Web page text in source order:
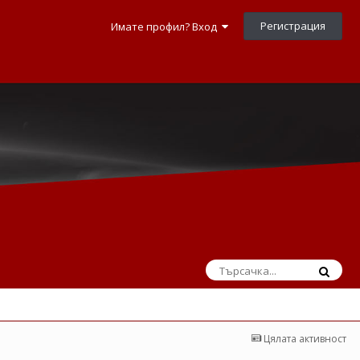
Имате профил? Вход Регистрация
Цялата активност